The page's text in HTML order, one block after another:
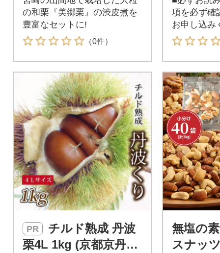
の和栗『美郷栗』の渋皮煮を
豊富なセットに!
（0件）
項を必ず確
お申し込み
PR
栗4L 1kg (京都京丹波
無塩の
スナッ